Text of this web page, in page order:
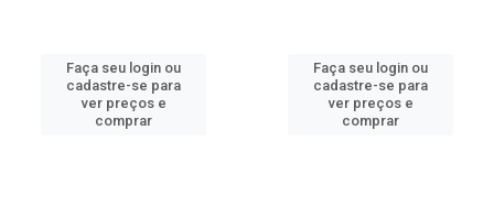
Faça seu login ou
cadastre-se para
ver preços e
comprar
Faça seu login ou
cadastre-se para
ver preços e
comprar